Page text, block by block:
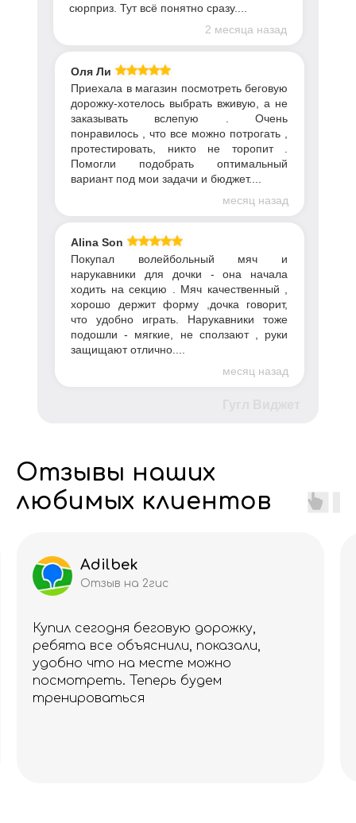
сюрприз. Тут всё понятно сразу....
2 месяца назад
Оля Ли
Приехала в магазин посмотреть беговую
дорожку-хотелось выбрать вживую, а не
заказывать вслепую . Очень
понравилось , что все можно потрогать ,
протестировать, никто не торопит .
Помогли подобрать оптимальный
вариант под мои задачи и бюджет....
месяц назад
Alina Son
Покупал волейбольный мяч и
нарукавники для дочки - она начала
ходить на секцию . Мяч качественный ,
хорошо держит форму ,дочка говорит,
что удобно играть. Нарукавники тоже
подошли - мягкие, не сползают , руки
защищают отлично....
месяц назад
Отзывы наших
любимых клиентов
Adilbek
Отзыв на 2гис
Купил сегодня беговую дорожку,
ребята все объяснили, показали,
удобно что на месте можно
посмотреть. Теперь будем
тренироваться